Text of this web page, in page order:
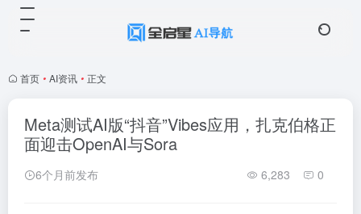
首页 • AI资讯 • 正文
Meta测试AI版“抖音”Vibes应用，扎克伯格正
面迎击OpenAI与Sora
6个月前发布 6,283 0